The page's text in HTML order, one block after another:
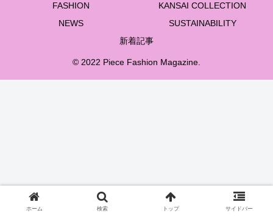
FASHION
KANSAI COLLECTION
NEWS
SUSTAINABILITY
新着記事
© 2022 Piece Fashion Magazine.
ホーム 検索 トップ サイドバー